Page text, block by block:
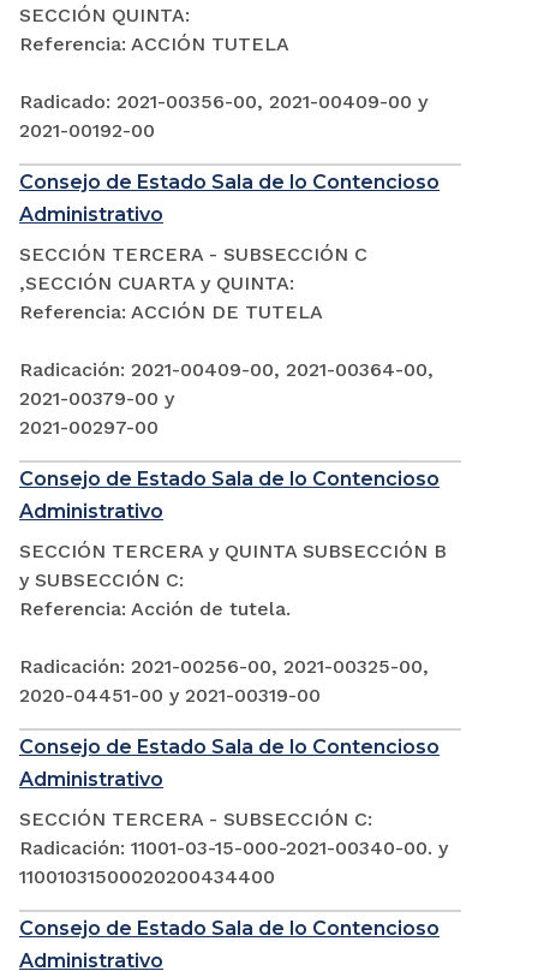
SECCIÓN QUINTA:
Referencia: ACCIÓN TUTELA
Radicado: 2021-00356-00, 2021-00409-00 y
2021-00192-00
Consejo de Estado Sala de lo Contencioso
Administrativo
SECCIÓN TERCERA - SUBSECCIÓN C
,SECCIÓN CUARTA y QUINTA:
Referencia: ACCIÓN DE TUTELA
Radicación: 2021-00409-00, 2021-00364-00,
2021-00379-00 y
2021-00297-00
Consejo de Estado Sala de lo Contencioso
Administrativo
SECCIÓN TERCERA y QUINTA SUBSECCIÓN B
y SUBSECCIÓN C:
Referencia: Acción de tutela.
Radicación: 2021-00256-00, 2021-00325-00,
2020-04451-00 y 2021-00319-00
Consejo de Estado Sala de lo Contencioso
Administrativo
SECCIÓN TERCERA - SUBSECCIÓN C:
Radicación: 11001-03-15-000-2021-00340-00. y
11001031500020200434400
Consejo de Estado Sala de lo Contencioso
Administrativo